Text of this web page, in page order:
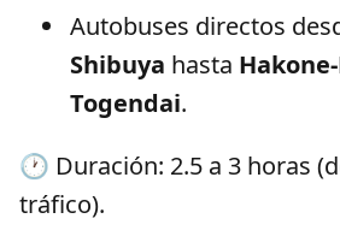
Autobuses directos
Shibuya hasta
Togendai.
🕐 Duración: 2.5 a 3 horas
tráfico).